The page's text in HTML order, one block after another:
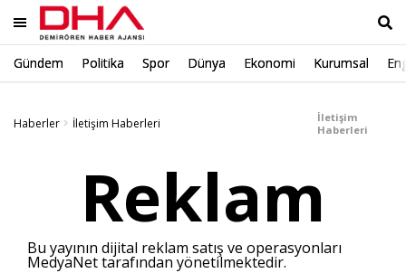
Gündem Politika Spor Dünya Ekonomi Kurumsal
Haberler İletişim Haberleri
İletişim
Haberleri
Reklam
Bu yayının dijital reklam satış ve operasyonları
MedyaNet tarafından yönetilmektedir.